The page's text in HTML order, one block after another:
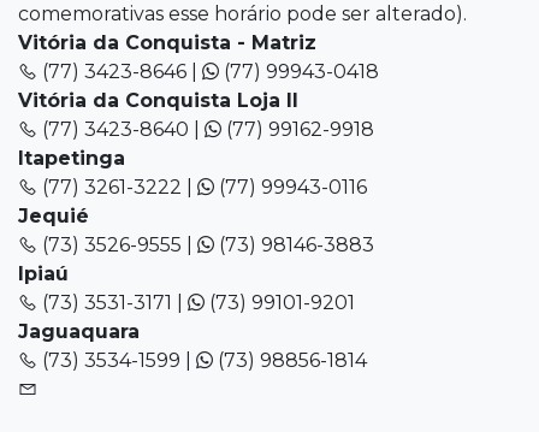
comemorativas esse horário pode ser alterado).
Vitória da Conquista - Matriz
(77) 3423-8646 |
(77) 99943-0418
Vitória da Conquista Loja II
(77) 3423-8640 |
(77) 99162-9918
Itapetinga
(77) 3261-3222 |
(77) 99943-0116
Jequié
(73) 3526-9555 |
(73) 98146-3883
Ipiaú
(73) 3531-3171 |
(73) 99101-9201
Jaguaquara
(73) 3534-1599 |
(73) 98856-1814